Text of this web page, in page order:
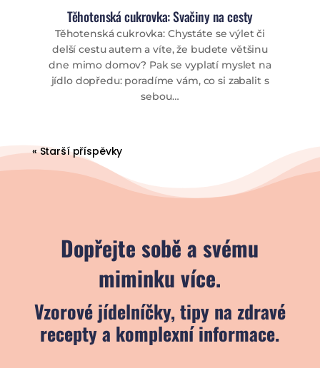
Těhotenská cukrovka: Svačiny na cesty
Těhotenská cukrovka: Chystáte se výlet či
delší cestu autem a víte, že budete většinu
dne mimo domov? Pak se vyplatí myslet na
jídlo dopředu: poradíme vám, co si zabalit s
sebou…
« Starší příspěvky
Dopřejte sobě a svému
miminku více.
Vzorové jídelníčky, tipy na zdravé
recepty a komplexní informace.